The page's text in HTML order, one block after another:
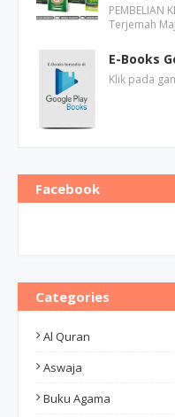
PEMBELIAN
Terjemah
E-Books
Klik pada
Facebook
Categories
Al Quran
Aswaja
Buku Agama